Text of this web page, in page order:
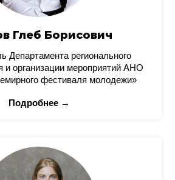
Глеб Борисович
Департамента регионального
и организации мероприятий АНО
фестиваля молодежи»
Подробнее →